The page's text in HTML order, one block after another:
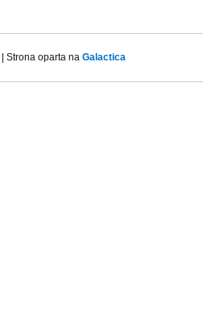
| Strona oparta na Galactica